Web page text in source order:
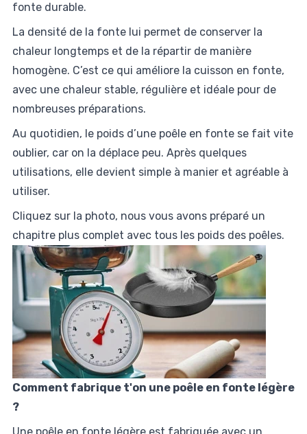
fonte durable.
La densité de la fonte lui permet de conserver la
chaleur longtemps et de la répartir de manière
homogène. C’est ce qui améliore la cuisson en fonte,
avec une chaleur stable, régulière et idéale pour de
nombreuses préparations.
Au quotidien, le poids d’une poêle en fonte se fait vite
oublier, car on la déplace peu. Après quelques
utilisations, elle devient simple à manier et agréable à
utiliser.
Cliquez sur la photo, nous vous avons préparé un
chapitre plus complet avec tous les poids des poêles.
Comment fabrique t'on une poêle en fonte légère
?
Une poêle en fonte légère est fabriquée avec un